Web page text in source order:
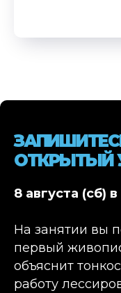
ОТКРЫТЫЙ
8 августа (сб)
На занятии вы
первый
объяснит
работу